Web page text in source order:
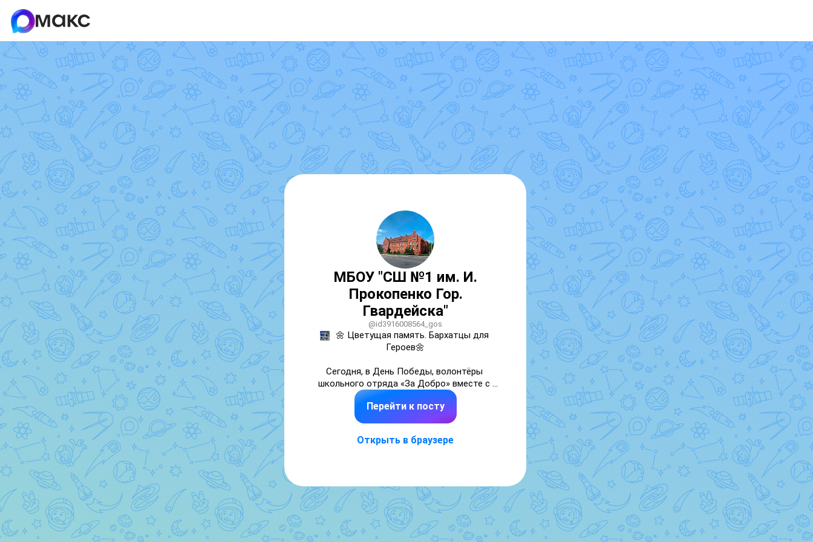
МБОУ "СШ №1 им. И.
Прокопенко Гор.
Гвардейска"
@id3916008564_gos
🌼 Цветущая память. Бархатцы для
Героев🌼
Сегодня, в День Победы, волонтёры
школьного отряда «За Добро» вместе с
советником директора по воспитанию на
площадке «Молодёжный маяк Победы»
провели акцию «Цветущая память.
бархатцы и высаживают их на могилах
ветеранов. Это наш способ сказать
«спасибо» тем, кто подарил нам мир и
свободу.
Перейти к посту
Открыть в браузере